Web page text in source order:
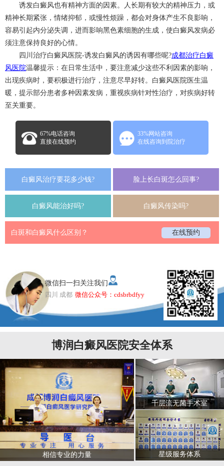
诱发白癜风也有精神方面的因素。人长期有较大的精神压力，或
精神长期紧张，情绪抑郁，或慢性烦躁，都会对身体产生不良影响，
容易引起内分泌失调，进而影响黑色素细胞的生成，使白癜风发病必
须注意保持良好的心情。
四川治疗白癜风医院-诱发白癜风的诱因有哪些呢?成都治疗白癜
风医院温馨提示：在日常生活中，要注意减少这些不利因素的影响，
出现疾病时，要积极进行治疗，注意尽早好转。白癜风医院医生温
暖，提示部分患者多种因素发病，重视疾病针对性治疗，对疾病好转
至关重要。
67%电话咨询
直接在线预约
33%网站咨询
在线咨询到院治疗
白癜风治疗要花多少钱? 脸上长白斑怎么回事?
白癜风能治好吗? 白癜风传染吗?
白斑和白癜风什么区别？ 在线预约
微信扫一扫关注我们
四川 成都 微信公众号：cdsbrbdfyy
博润白癜风医院安全体系
相信专业的力量
千层流无菌手术室
星级服务体系